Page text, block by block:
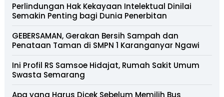
Perlindungan Hak Kekayaan Intelektual Dinilai
Semakin Penting bagi Dunia Penerbitan
GEBERSAMAN, Gerakan Bersih Sampah dan
Penataan Taman di SMPN 1 Karanganyar Ngawi
Ini Profil RS Samsoe Hidajat, Rumah Sakit Umum
Swasta Semarang
Apa yang Harus Dicek Sebelum Memilih Bus